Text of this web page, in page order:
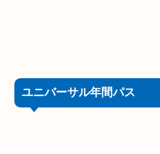
ユニバーサル年間パス